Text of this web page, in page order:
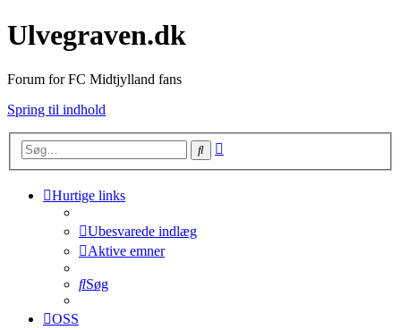
Ulvegraven.dk
Forum for FC Midtjylland fans
Spring til indhold
Søg
Hurtige links
Ubesvarede indlæg
Aktive emner
Søg
OSS